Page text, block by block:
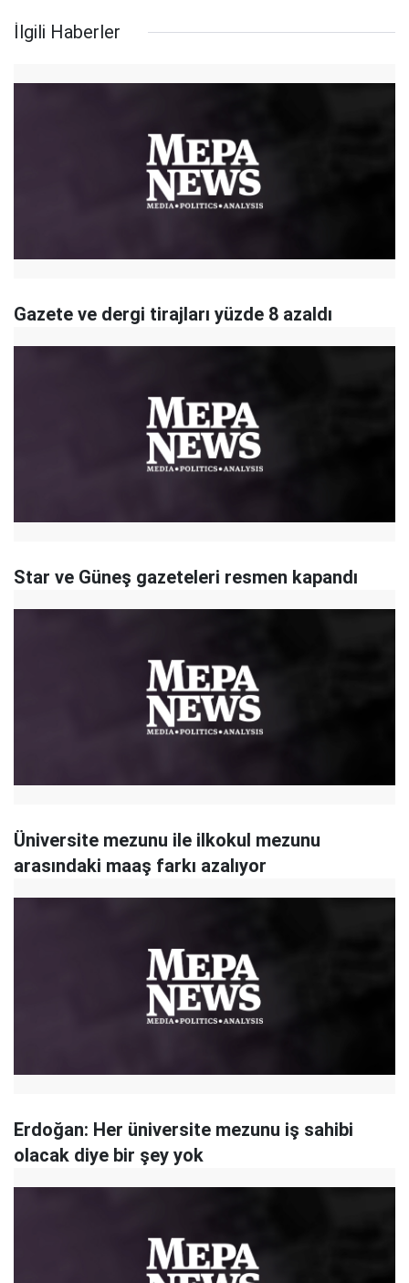
İlgili Haberler
Gazete ve dergi tirajları yüzde 8 azaldı
Star ve Güneş gazeteleri resmen kapandı
Üniversite mezunu ile ilkokul mezunu
arasındaki maaş farkı azalıyor
Erdoğan: Her üniversite mezunu iş sahibi
olacak diye bir şey yok